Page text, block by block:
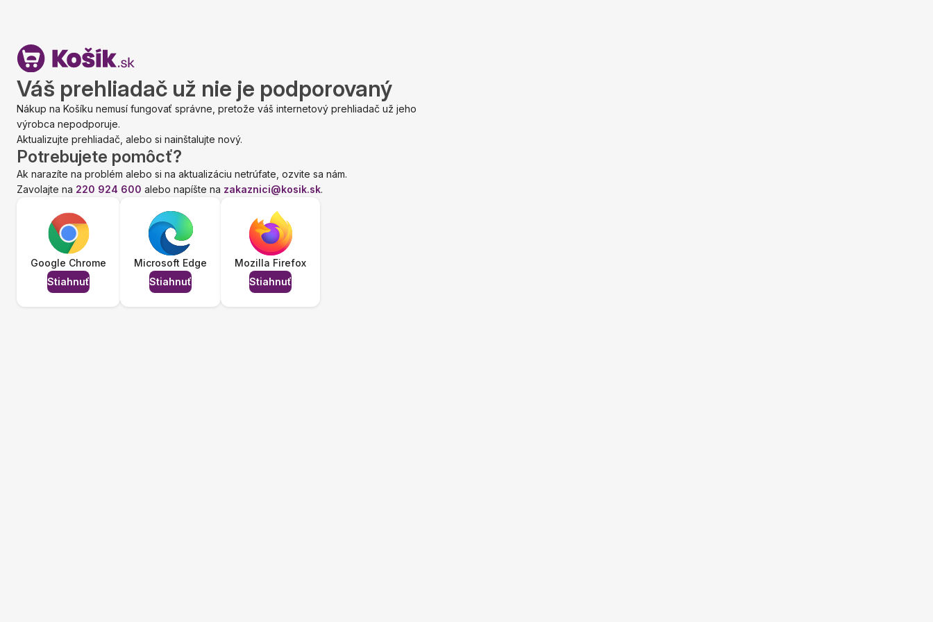
Váš prehliadač už nie je podporovaný
Nákup na Košíku nemusí fungovať správne, pretože váš internetový prehliadač už jeho
výrobca nepodporuje.
Aktualizujte prehliadač, alebo si nainštalujte nový.
Potrebujete pomôcť?
Ak narazíte na problém alebo si na aktualizáciu netrúfate, ozvite sa nám.
Zavolajte na 220 924 600 alebo napíšte na zakaznici@kosik.sk.
Google Chrome
Stiahnuť
Microsoft Edge
Stiahnuť
Mozilla Firefox
Stiahnuť